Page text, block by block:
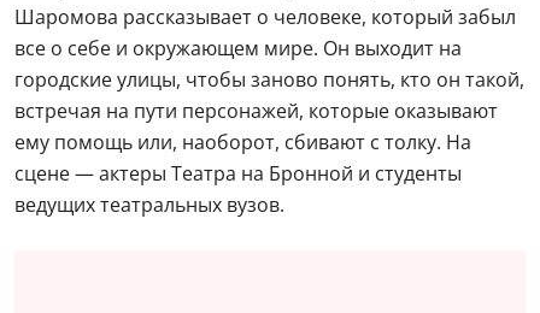
Шаромова рассказывает о человеке, который забыл
все о себе и окружающем мире. Он выходит на
городские улицы, чтобы заново понять, кто он такой,
встречая на пути персонажей, которые оказывают
ему помощь или, наоборот, сбивают с толку. На
сцене — актеры Театра на Бронной и студенты
ведущих театральных вузов.